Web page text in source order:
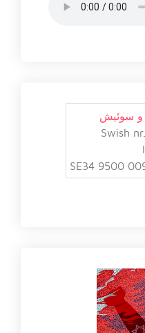
سوئیش
Swish
SE34 9500